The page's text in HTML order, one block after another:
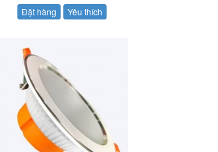
Đặt hàng Yêu thích